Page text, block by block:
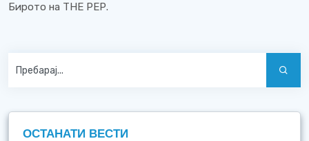
Бирото на ТНЕ РЕР.
ОСТАНАТИ ВЕСТИ